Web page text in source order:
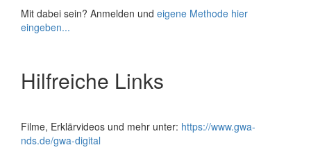
Mit dabei sein? Anmelden und eigene Methode hier
eingeben...
Hilfreiche Links
Filme, Erklärvideos und mehr unter: https://www.gwa-
nds.de/gwa-digital